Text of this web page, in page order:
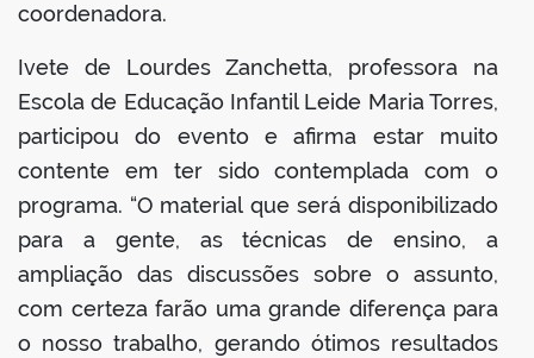
coordenadora.
Ivete de Lourdes Zanchetta, professora na
Escola de Educação Infantil Leide Maria Torres,
participou do evento e afirma estar muito
contente em ter sido contemplada com o
programa. “O material que será disponibilizado
para a gente, as técnicas de ensino, a
ampliação das discussões sobre o assunto,
com certeza farão uma grande diferença para
o nosso trabalho, gerando ótimos resultados